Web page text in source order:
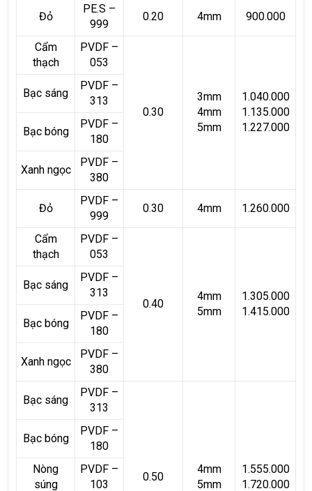
Đỏ
PE.S –
999
0.20 4mm 900.000
Cẩm
thạch
PVDF –
053
0.30
3mm
4mm
5mm
1.040.000
1.135.000
1.227.000
Bạc sáng
PVDF –
313
Bạc bóng
PVDF –
180
Xanh ngọc
PVDF –
380
Đỏ
PVDF –
999
0.30 4mm 1.260.000
Cẩm
thạch
PVDF –
053
0.40
4mm
5mm
1.305.000
1.415.000
Bạc sáng
PVDF –
313
Bạc bóng
PVDF –
180
Xanh ngọc
PVDF –
380
Bạc sáng
PVDF –
313
0.50
4mm
5mm
1.555.000
1.720.000
Bạc bóng
PVDF –
180
Nòng
súng
PVDF –
103